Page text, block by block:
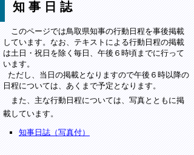
知事日誌
このページでは鳥取県知事の行動日程を事後掲載
しています。なお、テキストによる行動日程の掲載
は土日・祝日を除く毎日、午後６時頃までに行って
います。
ただし、当日の掲載となりますので午後６時以降の
日程については、あくまで予定となります。
また、主な行動日程については、写真とともに掲
載しています。
知事日誌（写真付）